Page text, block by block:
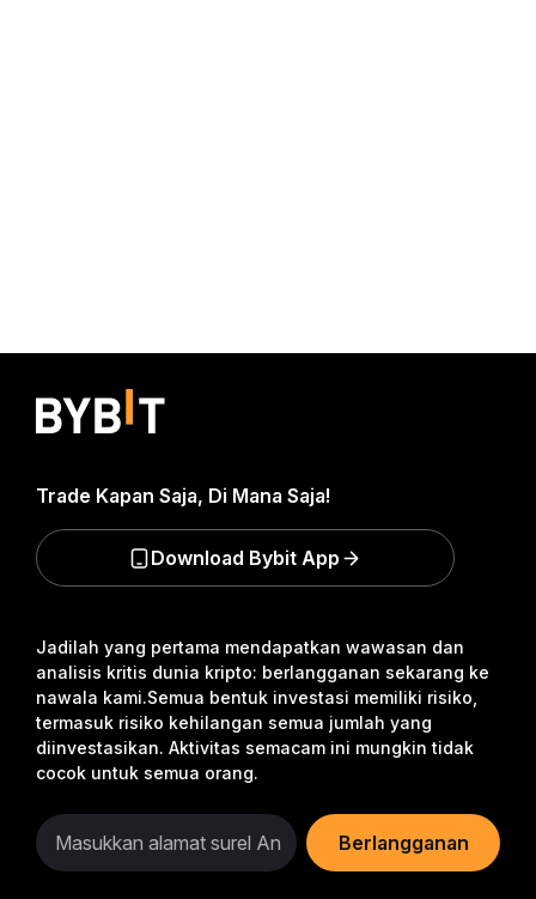
Jadilah yang pertama mendapatkan wawasan dan
analisis kritis dunia kripto: berlangganan sekarang ke
nawala kami.Semua bentuk investasi memiliki risiko,
termasuk risiko kehilangan semua jumlah yang
diinvestasikan. Aktivitas semacam ini mungkin tidak
cocok untuk semua orang.
Berlangganan
Trade Kapan Saja, Di Mana Saja!
Download Bybit App